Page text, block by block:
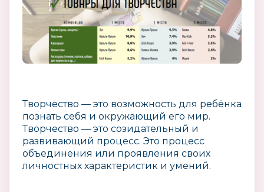
Творчество — это возможность для ребёнка
познать себя и окружающий его мир.
Творчество — это созидательный и
развивающий процесс. Это процесс
объединения или проявления своих
личностных характеристик и умений.